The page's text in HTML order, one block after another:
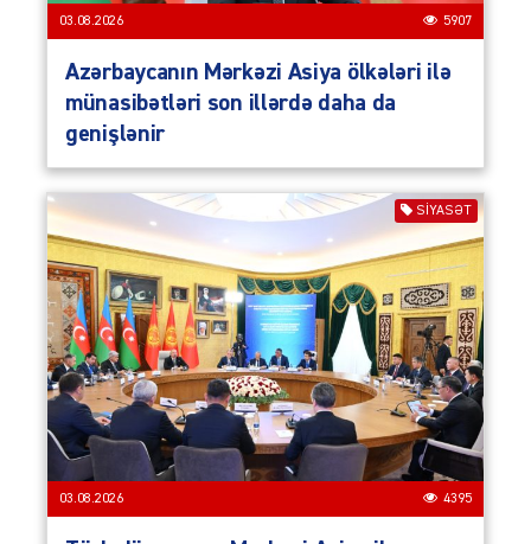
03.08.2026 5907
Azərbaycanın Mərkəzi Asiya ölkələri ilə
münasibətləri son illərdə daha da
genişlənir
SIYASƏT
03.08.2026 4395